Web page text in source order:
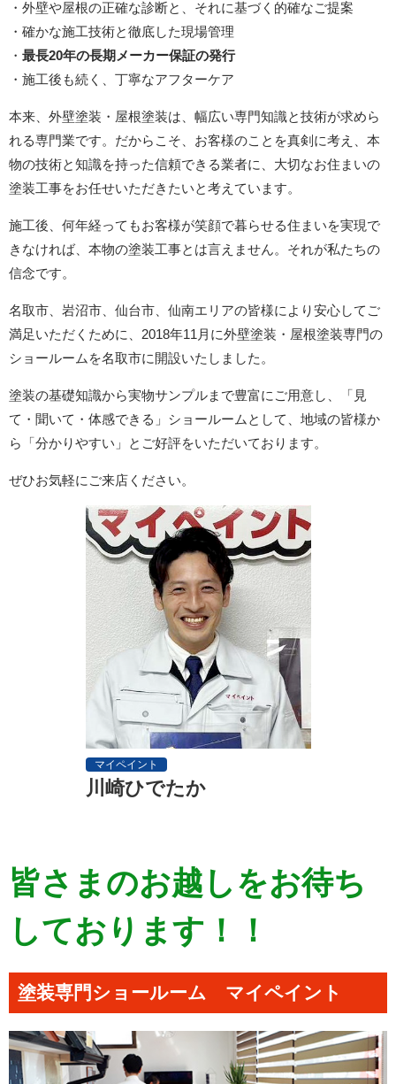
・外壁や屋根の正確な診断と、それに基づく的確なご提案
・確かな施工技術と徹底した現場管理
・ 最長20年の長期メーカー保証の発行
・施工後も続く、丁寧なアフターケア
本来、外壁塗装・屋根塗装は、幅広い専門知識と技術が求めら
れる専門業です。だからこそ、お客様のことを真剣に考え、本
物の技術と知識を持った信頼できる業者に、大切なお住まいの
塗装工事をお任せいただきたいと考えています。
施工後、何年経ってもお客様が笑顔で暮らせる住まいを実現で
きなければ、本物の塗装工事とは言えません。それが私たちの
信念です。
名取市、岩沼市、仙台市、仙南エリアの皆様により安心してご
満足いただくために、2018年11月に外壁塗装・屋根塗装専門の
ショールームを名取市に開設いたしました。
塗装の基礎知識から実物サンプルまで豊富にご用意し、「見
て・聞いて・体感できる」ショールームとして、地域の皆様か
ら「分かりやすい」とご好評をいただいております。
ぜひお気軽にご来店ください。
マイペイント
川崎ひでたか
皆さまのお越しをお待ち
しております！！
塗装専門ショールーム マイペイント